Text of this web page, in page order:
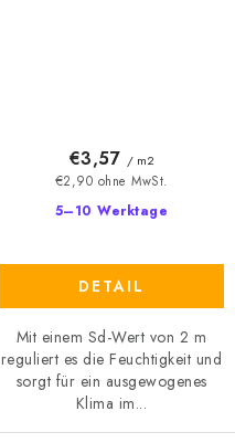
5–10 Werktage
€2,90 ohne MwSt.
€3,57 / m2
DETAIL
Mit einem Sd-Wert von 2 m
reguliert es die Feuchtigkeit und
sorgt für ein ausgewogenes
Klima im...